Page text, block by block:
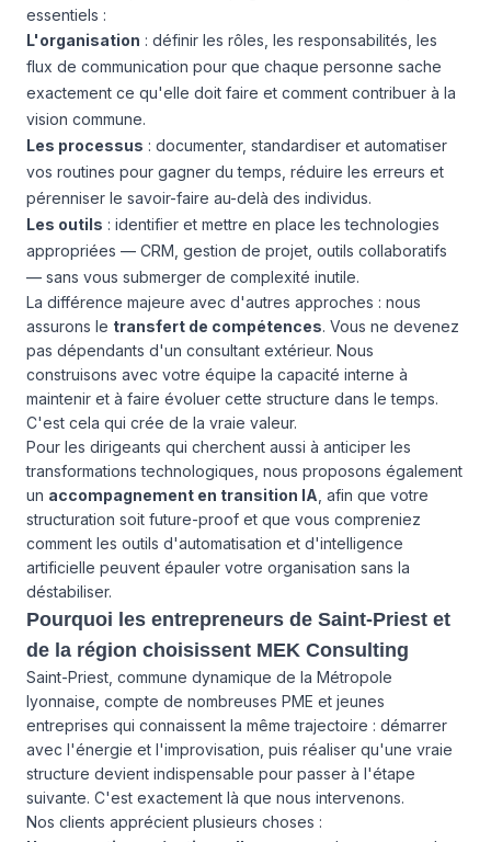
essentiels :
L'organisation : définir les rôles, les responsabilités, les
flux de communication pour que chaque personne sache
exactement ce qu'elle doit faire et comment contribuer à la
vision commune.
Les processus : documenter, standardiser et automatiser
vos routines pour gagner du temps, réduire les erreurs et
pérenniser le savoir-faire au-delà des individus.
Les outils : identifier et mettre en place les technologies
appropriées — CRM, gestion de projet, outils collaboratifs
— sans vous submerger de complexité inutile.
La différence majeure avec d'autres approches : nous
assurons le transfert de compétences. Vous ne devenez
pas dépendants d'un consultant extérieur. Nous
construisons avec votre équipe la capacité interne à
maintenir et à faire évoluer cette structure dans le temps.
C'est cela qui crée de la vraie valeur.
Pour les dirigeants qui cherchent aussi à anticiper les
transformations technologiques, nous proposons également
un accompagnement en transition IA , afin que votre
structuration soit future-proof et que vous compreniez
comment les outils d'automatisation et d'intelligence
artificielle peuvent épauler votre organisation sans la
déstabiliser.
Pourquoi les entrepreneurs de Saint-Priest et
de la région choisissent MEK Consulting
Saint-Priest, commune dynamique de la Métropole
lyonnaise, compte de nombreuses PME et jeunes
entreprises qui connaissent la même trajectoire : démarrer
avec l'énergie et l'improvisation, puis réaliser qu'une vraie
structure devient indispensable pour passer à l'étape
suivante. C'est exactement là que nous intervenons.
Nos clients apprécient plusieurs choses :